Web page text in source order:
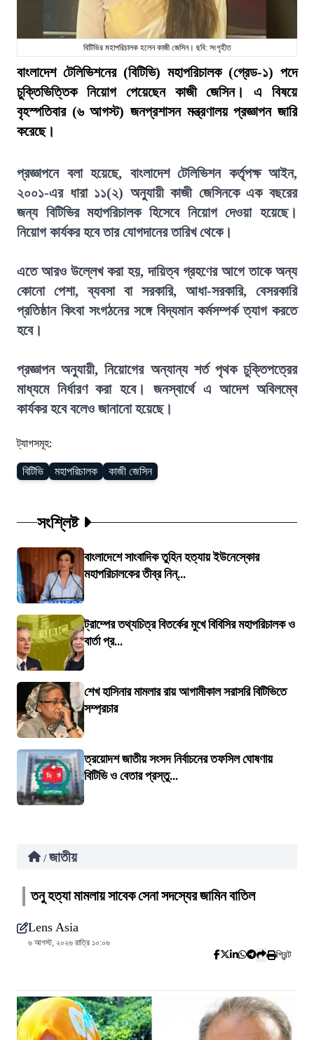
বিটিভির মহাপরিচালক হলেন কাজী জেসিন। ছবি: সংগৃহীত
বাংলাদেশ টেলিভিশনের (বিটিভি) মহাপরিচালক (গ্রেড-১) পদে
চুক্তিভিত্তিক নিয়োগ পেয়েছেন কাজী জেসিন। এ বিষয়ে
বৃহস্পতিবার (৬ আগস্ট) জনপ্রশাসন মন্ত্রণালয় প্রজ্ঞাপন জারি
করেছে।
প্রজ্ঞাপনে বলা হয়েছে, বাংলাদেশ টেলিভিশন কর্তৃপক্ষ আইন,
২০০১-এর ধারা ১১(২) অনুযায়ী কাজী জেসিনকে এক বছরের
জন্য বিটিভির মহাপরিচালক হিসেবে নিয়োগ দেওয়া হয়েছে।
নিয়োগ কার্যকর হবে তার যোগদানের তারিখ থেকে।
এতে আরও উল্লেখ করা হয়, দায়িত্ব গ্রহণের আগে তাকে অন্য
কোনো পেশা, ব্যবসা বা সরকারি, আধা-সরকারি, বেসরকারি
প্রতিষ্ঠান কিংবা সংগঠনের সঙ্গে বিদ্যমান কর্মসম্পর্ক ত্যাগ করতে
হবে।
প্রজ্ঞাপন অনুযায়ী, নিয়োগের অন্যান্য শর্ত পৃথক চুক্তিপত্রের
মাধ্যমে নির্ধারণ করা হবে। জনস্বার্থে এ আদেশ অবিলম্বে
কার্যকর হবে বলেও জানানো হয়েছে।
ট্যাগসমূহ:
বিটিভি মহাপরিচালক কাজী জেসিন
সংশ্লিষ্ট
বাংলাদেশে সাংবাদিক তুহিন হত্যায় ইউনেস্কোর
মহাপরিচালকের তীব্র নিন্...
ট্রাম্পের তথ্যচিত্র বিতর্কের মুখে বিবিসির মহাপরিচালক ও
বার্তা প্র...
শেখ হাসিনার মামলার রায় আগামীকাল সরাসরি বিটিভিতে
সম্প্রচার
ত্রয়োদশ জাতীয় সংসদ নির্বাচনের তফসিল ঘোষণায়
বিটিভি ও বেতার প্রস্তু...
/ জাতীয়
তনু হত্যা মামলায় সাবেক সেনা সদস্যের জামিন বাতিল
Lens Asia
৬ আগস্ট, ২০২৬ রাত্রি ১০:০৬
প্রিন্ট